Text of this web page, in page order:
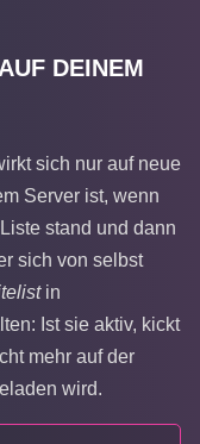
DEINEM
sich nur auf neue
Server ist, wenn
stand und dann
sich von selbst
in
Ist sie aktiv, kickt
mehr auf der
wird.